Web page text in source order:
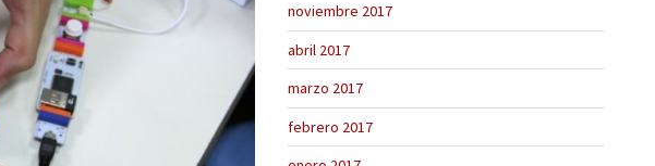
noviembre 2017
abril 2017
marzo 2017
febrero 2017